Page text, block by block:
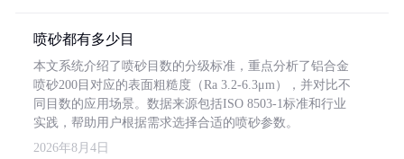
喷砂都有多少目
本文系统介绍了喷砂目数的分级标准，重点分析了铝合金
喷砂200目对应的表面粗糙度（Ra 3.2-6.3μm），并对比不
同目数的应用场景。数据来源包括ISO 8503-1标准和行业
实践，帮助用户根据需求选择合适的喷砂参数。
2026年8月4日